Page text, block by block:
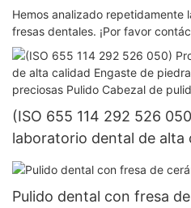
Hemos analizado repetidamente
fresas dentales. ¡Por favor
(ISO 655 114 292 526
laboratorio dental de alta
piedras dentales Equipos
Pulido dental con fresa